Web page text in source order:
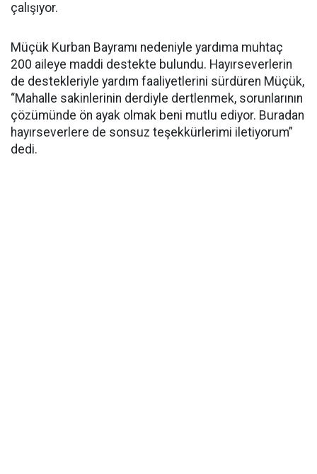
çalışıyor.
Müçük Kurban Bayramı nedeniyle yardıma muhtaç
200 aileye maddi destekte bulundu. Hayırseverlerin
de destekleriyle yardım faaliyetlerini sürdüren Müçük,
“Mahalle sakinlerinin derdiyle dertlenmek, sorunlarının
çözümünde ön ayak olmak beni mutlu ediyor. Buradan
hayırseverlere de sonsuz teşekkürlerimi iletiyorum”
dedi.